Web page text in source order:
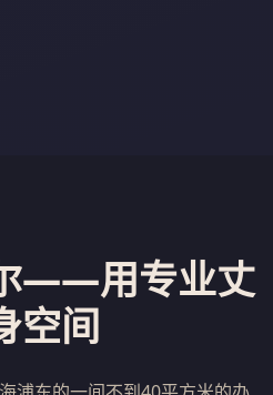
——用专业丈
空间